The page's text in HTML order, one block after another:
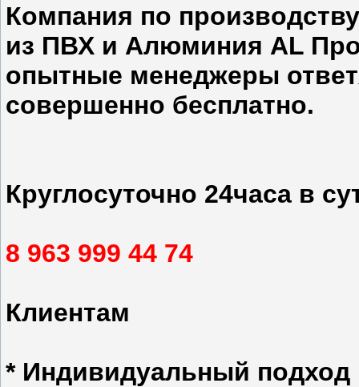
Компания по
из ПВХ и Алюминия AL
опытные менеджеры
совершенно бесплатно.
Круглосуточно 24часа в
8 963 999 44 74
Клиентам
* Индивидуальный подход